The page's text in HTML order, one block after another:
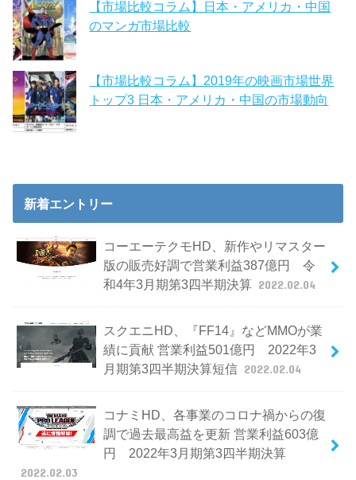
【市場比較コラム】日本・アメリカ・中国
のマンガ市場比較
【市場比較コラム】2019年の映画市場世界
トップ3 日本・アメリカ・中国の市場動向
新着エントリー
コーエーテクモHD、新作やリマスター
版の販売好調で営業利益387億円 令
和4年3月期第3四半期決算 2022.02.04
スクエニHD、『FF14』などMMOが業
績に貢献 営業利益501億円 2022年3
月期第3四半期決算短信 2022.02.04
コナミHD、各事業のコロナ禍からの復
調で過去最高益を更新 営業利益603億
円 2022年3月期第3四半期決算
2022.02.03